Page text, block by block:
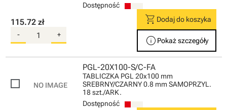
Dostępność
115.72 zł
- +
shopping_cart Dodaj do koszyka
info Pokaż szczegóły
PGL-20X100-S/C-FA
TABLICZKA PGL 20x100 mm
SREBRNY/CZARNY 0.8 mm SAMOPRZYL.
18 szt./ARK.
Dostępność